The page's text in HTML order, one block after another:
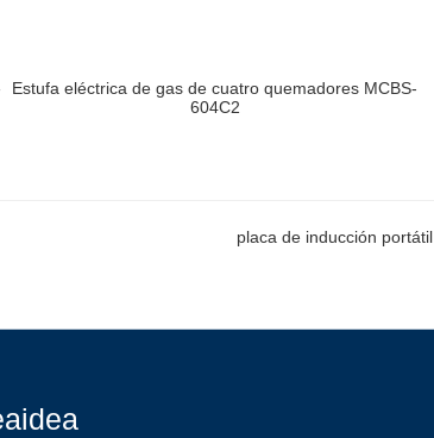
Estufa eléctrica de gas de cuatro quemadores MCBS-
604C2
placa de inducción portátil